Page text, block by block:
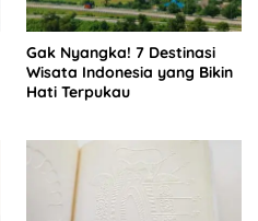
Gak Nyangka! 7 Destinasi
Wisata Indonesia yang Bikin
Hati Terpukau